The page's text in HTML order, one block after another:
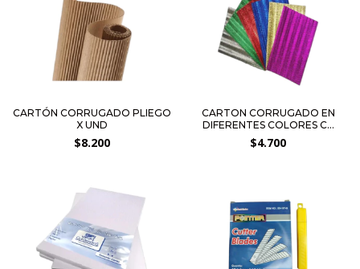
CARTÓN CORRUGADO PLIEGO
X UND
$8.200
CARTON CORRUGADO EN
DIFERENTES COLORES C...
$4.700